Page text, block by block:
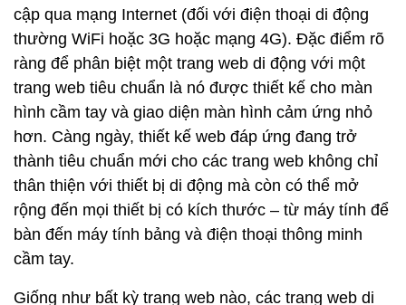
cập qua mạng Internet (đối với điện thoại di động
thường WiFi hoặc 3G hoặc mạng 4G). Đặc điểm rõ
ràng để phân biệt một trang web di động với một
trang web tiêu chuẩn là nó được thiết kế cho màn
hình cầm tay và giao diện màn hình cảm ứng nhỏ
hơn. Càng ngày, thiết kế web đáp ứng đang trở
thành tiêu chuẩn mới cho các trang web không chỉ
thân thiện với thiết bị di động mà còn có thể mở
rộng đến mọi thiết bị có kích thước – từ máy tính để
bàn đến máy tính bảng và điện thoại thông minh
cầm tay.
Giống như bất kỳ trang web nào, các trang web di